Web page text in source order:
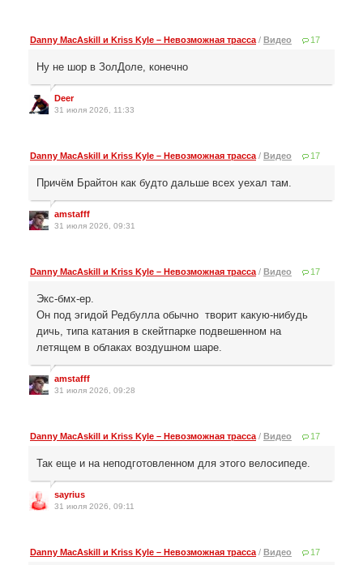
Danny MacAskill и Kriss Kyle – Невозможная трасса / Видео 17
Ну не шор в ЗолДоле, конечно
Deer
31 июля 2026, 11:33
Danny MacAskill и Kriss Kyle – Невозможная трасса / Видео 17
Причём Брайтон как будто дальше всех уехал там.
amstafff
31 июля 2026, 09:31
Danny MacAskill и Kriss Kyle – Невозможная трасса / Видео 17
Экс-бмх-ер.
Он под эгидой Редбулла обычно творит какую-нибудь
дичь, типа катания в скейтпарке подвешенном на
летящем в облаках воздушном шаре.
amstafff
31 июля 2026, 09:28
Danny MacAskill и Kriss Kyle – Невозможная трасса / Видео 17
Так еще и на неподготовленном для этого велосипеде.
sayrius
31 июля 2026, 09:11
Danny MacAskill и Kriss Kyle – Невозможная трасса / Видео 17